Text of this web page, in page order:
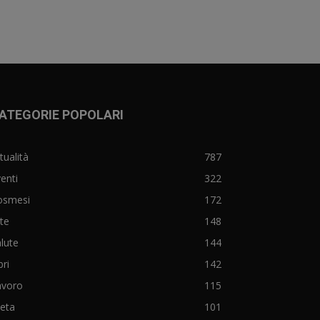
POPOLARI
787
322
172
148
144
142
115
101